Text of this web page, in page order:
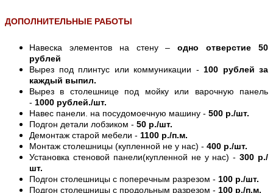
ДОПОЛНИТЕЛЬНЫЕ РАБОТЫ
Навеска элементов на стену –одно отверстие 50
рублей
Вырез под плинтус или коммуникации - 100 рублей за
каждый выпил.
Вырез в столешнице под мойку или варочную панель
- 1000 рублей./шт.
Навес панели. на посудомоечную машину - 500 р./шт.
Подгон детали лобзиком - 50 р./шт.
Демонтаж старой мебели - 1100 р./п.м.
Монтаж столешницы (купленной не у нас) - 400 р./шт.
Установка стеновой панели(купленной не у нас) -300 р./
шт.
Подгон столешницы с поперечным разрезом - 100 р./шт.
Подгон столешницы с продольным разрезом - 100 р./п.м.